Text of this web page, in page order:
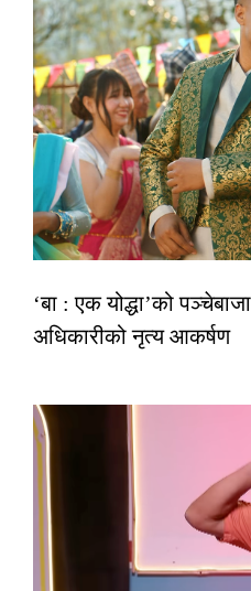
‘बा : एक योद्धा’को
अधिकारीको नृत्य आकर्षण